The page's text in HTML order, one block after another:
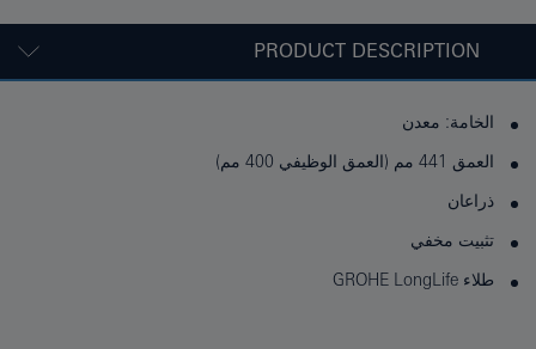
PRODUCT DESCRIPTION
الخامة: معدن
العمق 441 مم (العمق الوظيفي 400 مم)
ذراعان
تثبيت مخفي
طلاء GROHE LongLife